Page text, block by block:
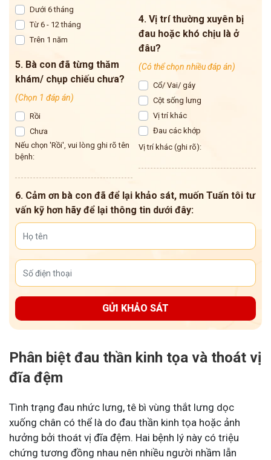
Dưới 6 tháng
Từ 6 - 12 tháng
Trên 1 năm
5. Bà con đã từng thăm
khám/ chụp chiếu chưa?
(Chọn 1 đáp án)
Rồi
Chưa
Nếu chọn 'Rồi', vui lòng ghi rõ tên
bệnh:
4. Vị trí thường xuyên bị
đau hoặc khó chịu là ở
đâu?
(Có thể chọn nhiều đáp án)
Cổ/ Vai/ gáy
Cột sống lưng
Vị trí khác
Đau các khớp
Vị trí khác (ghi rõ):
6. Cảm ơn bà con đã để lại khảo sát, muốn Tuấn tôi tư
vấn kỹ hơn hãy để lại thông tin dưới đây:
GỬI KHẢO SÁT
Phân biệt đau thần kinh tọa và thoát vị
đĩa đệm
Tình trạng đau nhức lưng, tê bì vùng thắt lưng dọc
xuống chân có thể là do đau thần kinh tọa hoặc ảnh
hưởng bởi thoát vị đĩa đệm. Hai bệnh lý này có triệu
chứng tương đồng nhau nên nhiều người nhầm lẫn